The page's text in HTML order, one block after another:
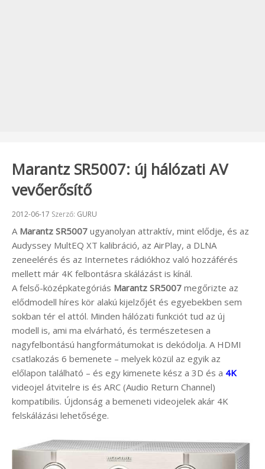
Marantz SR5007: új hálózati AV
vevőerősítő
Beküldve:
2012-06-17 Szerző: GURU
A Marantz SR5007 ugyanolyan attraktív, mint elődje, és az
Audyssey MultEQ XT kalibráció, az AirPlay, a DLNA
zeneelérés és az Internetes rádiókhoz való hozzáférés
mellett már 4K felbontásra skálázást is kínál.
A felső-középkategóriás Marantz SR5007 megőrizte az
elődmodell híres kör alakú kijelzőjét és egyebekben sem
sokban tér el attól. Minden hálózati funkciót tud az új
modell is, ami ma elvárható, és természetesen a
nagyfelbontású hangformátumokat is dekódolja. A HDMI
csatlakozás 6 bemenete – melyek közül az egyik az
előlapon található – és egy kimenete kész a 3D és a 4K
videojel átvitelre is és ARC (Audio Return Channel)
kompatibilis. Újdonság a bemeneti videojelek akár 4K
felskálázási lehetősége.